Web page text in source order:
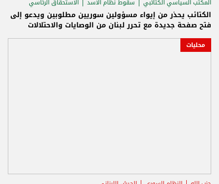
المكتب السياسي الكتائبي سقوط نظام الأسد الاستحقاق الرئاسي
الكتائب يحذر من إيواء مسؤولين سوريين مطلوبين ويدعو إلى
فتح صفحة جديدة مع تحرر لبنان من الوصايات والاحتلالات
محليات